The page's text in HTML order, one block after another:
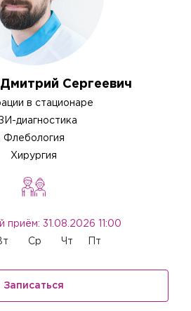
Дмитрий Сергеевич
в стационаре
диагностика
Флебология
Хирургия
приём: 31.08.2026 11:00
Ср Чт Пт
Записаться